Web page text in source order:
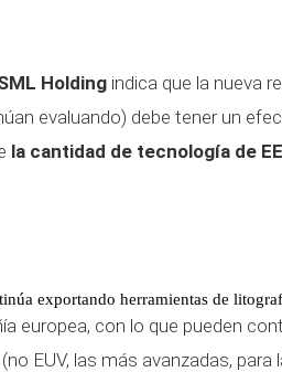
Holding indica que la nueva
evaluando) debe tener un
la cantidad de tecnología de
exportando herramientas de
europea, con lo que pueden
EUV, las más avanzadas,